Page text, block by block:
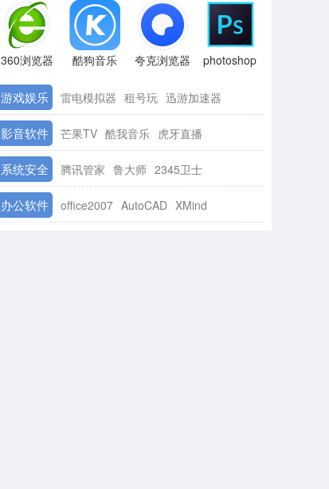
360浏览器 酷狗音乐 夸克浏览器 photoshop
游戏娱乐 雷电模拟器 租号玩 迅游加速器
影音软件 芒果TV 酷我音乐 虎牙直播
系统安全 腾讯管家 鲁大师 2345卫士
办公软件 office2007 AutoCAD XMind